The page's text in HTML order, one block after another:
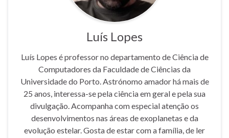
Luís Lopes
Luís Lopes é professor no departamento de Ciência de
Computadores da Faculdade de Ciências da
Universidade do Porto. Astrónomo amador há mais de
25 anos, interessa-se pela ciência em geral e pela sua
divulgação. Acompanha com especial atenção os
desenvolvimentos nas áreas de exoplanetas e da
evolução estelar. Gosta de estar com a família, de ler